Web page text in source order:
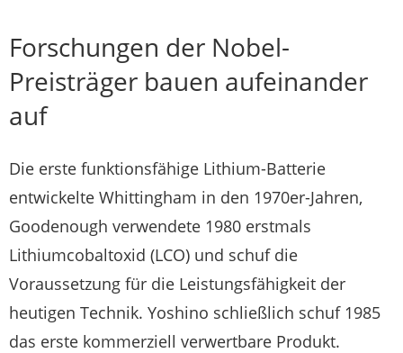
Forschungen der Nobel-
Preisträger bauen aufeinander
auf
Die erste funktionsfähige Lithium-Batterie
entwickelte Whittingham in den 1970er-Jahren,
Goodenough verwendete 1980 erstmals
Lithiumcobaltoxid (LCO) und schuf die
Voraussetzung für die Leistungsfähigkeit der
heutigen Technik. Yoshino schließlich schuf 1985
das erste kommerziell verwertbare Produkt.